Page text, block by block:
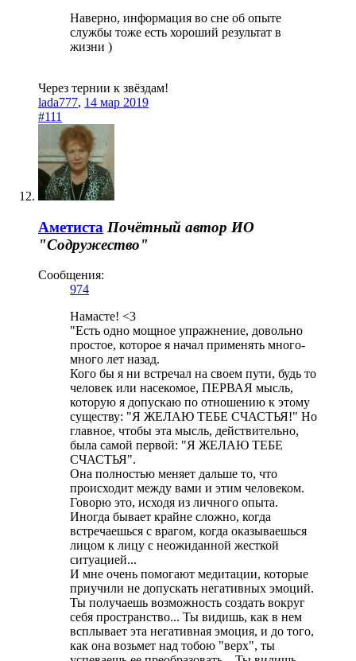
Наверно, информация во сне об опыте
службы тоже есть хороший результат в
жизни )
Через тернии к звёздам!
lada777, 14 мар 2019
#111
Аметиста Почётный автор ИО
"Содружество"
Сообщения:
974
Намасте! <3
"Есть одно мощное упражнение, довольно
простое, которое я начал применять много-
много лет назад.
Кого бы я ни встречал на своем пути, будь то
человек или насекомое, ПЕРВАЯ мысль,
которую я допускаю по отношению к этому
существу: "Я ЖЕЛАЮ ТЕБЕ СЧАСТЬЯ!" Но
главное, чтобы эта мысль, действительно,
была самой первой: "Я ЖЕЛАЮ ТЕБЕ
СЧАСТЬЯ".
Она полностью меняет дальше то, что
происходит между вами и этим человеком.
Говорю это, исходя из личного опыта.
Иногда бывает крайне сложно, когда
встречаешься с врагом, когда оказываешься
лицом к лицу с неожиданной жесткой
ситуацией...
И мне очень помогают медитации, которые
приучили не допускать негативных эмоций.
Ты получаешь возможность создать вокруг
себя пространство... Ты видишь, как в нем
всплывает эта негативная эмоция, и до того,
как она возьмет над тобою "верх", ты